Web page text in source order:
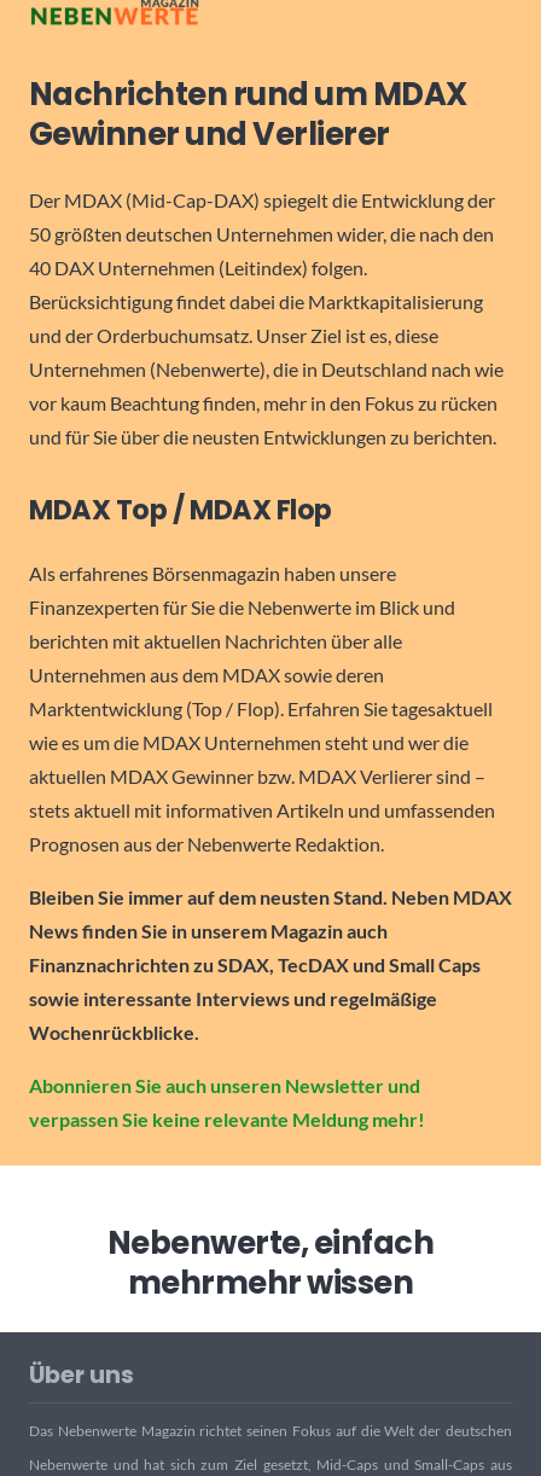
Nachrichten rund um MDAX
Gewinner und Verlierer
Der MDAX (Mid-Cap-DAX) spiegelt die Entwicklung der
50 größten deutschen Unternehmen wider, die nach den
40 DAX Unternehmen (Leitindex) folgen.
Berücksichtigung findet dabei die Marktkapitalisierung
und der Orderbuchumsatz. Unser Ziel ist es, diese
Unternehmen (Nebenwerte), die in Deutschland nach wie
vor kaum Beachtung finden, mehr in den Fokus zu rücken
und für Sie über die neusten Entwicklungen zu berichten.
MDAX Top / MDAX Flop
Als erfahrenes Börsenmagazin haben unsere
Finanzexperten für Sie die Nebenwerte im Blick und
berichten mit aktuellen Nachrichten über alle
Unternehmen aus dem MDAX sowie deren
Marktentwicklung (Top / Flop). Erfahren Sie tagesaktuell
wie es um die MDAX Unternehmen steht und wer die
aktuellen MDAX Gewinner bzw. MDAX Verlierer sind –
stets aktuell mit informativen Artikeln und umfassenden
Prognosen aus der Nebenwerte Redaktion.
Bleiben Sie immer auf dem neusten Stand. Neben MDAX
News finden Sie in unserem Magazin auch
Finanznachrichten zu SDAX, TecDAX und Small Caps
sowie interessante Interviews und regelmäßige
Wochenrückblicke.
Abonnieren Sie auch unseren Newsletter und
verpassen Sie keine relevante Meldung mehr!
Nebenwerte, einfach
mehrmehr wissen
Über uns
Das Nebenwerte Magazin richtet seinen Fokus auf die Welt der deutschen
Nebenwerte und hat sich zum Ziel gesetzt, Mid-Caps und Small-Caps aus